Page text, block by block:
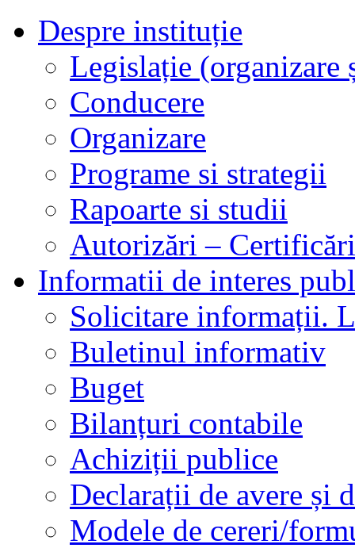
Despre instituție
Legislație
Conducere
Organizare
Programe si strategii
Rapoarte si studii
Autorizări –
Informatii de interes
Solicitare informații.
Buletinul informativ
Buget
Bilanțuri contabile
Achiziții publice
Declarații de avere și
Modele de cereri/